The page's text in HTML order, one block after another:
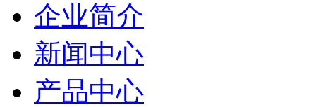
企业简介
新闻中心
产品中心